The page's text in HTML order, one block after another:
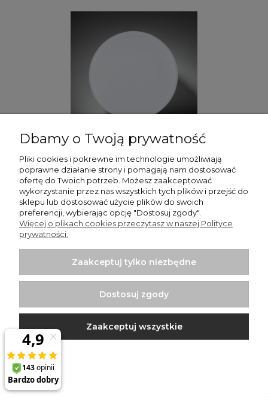
Biały okrągły wentylator łazienkowy Timer Ultra Cichy
ze szklanym panelem połysk [2379]
364,43 zł
(84,20 €)
Do koszyka
Biały okrągły wentylator łazienkowy Higro Ultra Cichy
Dbamy o Twoją prywatność
Pliki cookies i pokrewne im technologie umożliwiają
poprawne działanie strony i pomagają nam dostosować
ofertę do Twoich potrzeb. Możesz zaakceptować
wykorzystanie przez nas wszystkich tych plików i przejść do
sklepu lub dostosować użycie plików do swoich
preferencji, wybierając opcję "Dostosuj zgody".
Więcej o plikach cookies przeczytasz w naszej Polityce
prywatności.
Zaakceptuj tylko niezbędne
Dostosuj zgody
Zaakceptuj wszystkie